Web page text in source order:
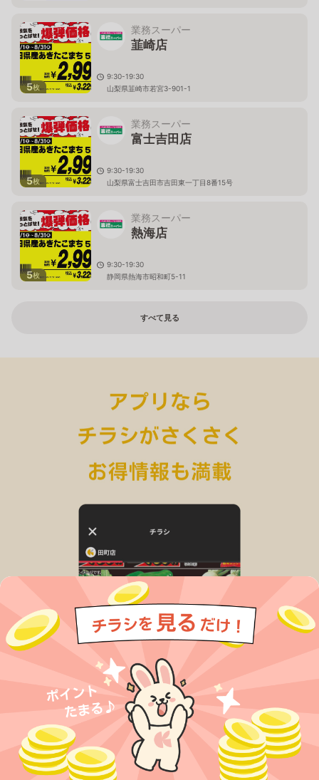
5枚
業務スーパー
韮崎店
9:30-19:30
山梨県韮崎市若宮3-901-1
5枚
業務スーパー
富士吉田店
9:30-19:30
山梨県富士吉田市吉田東一丁目8番15号
5枚
業務スーパー
熱海店
9:30-19:30
静岡県熱海市昭和町5-11
すべて見る